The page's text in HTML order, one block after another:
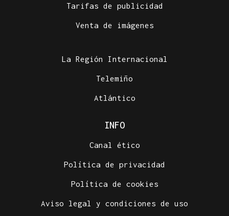
Tarifas de publicidad
Venta de imágenes
La Región Internacional
Telemiño
Atlántico
INFO
Canal ético
Política de privacidad
Política de cookies
Aviso legal y condiciones de uso